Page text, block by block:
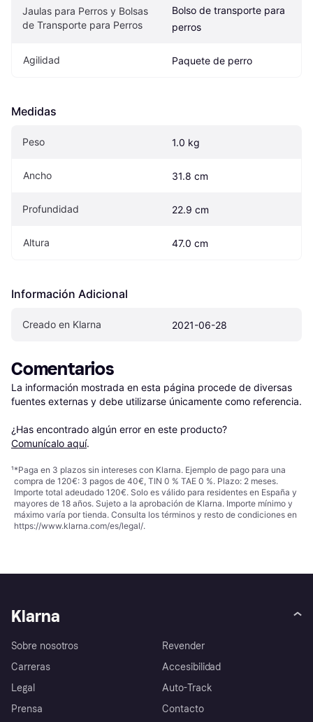
Jaulas para Perros y Bolsas
de Transporte para Perros
Bolso de transporte para
perros
Agilidad Paquete de perro
Medidas
Peso 1.0 kg
Ancho 31.8 cm
Profundidad 22.9 cm
Altura 47.0 cm
Información Adicional
Creado en Klarna 2021-06-28
Comentarios
La información mostrada en esta página procede de diversas
fuentes externas y debe utilizarse únicamente como referencia.
¿Has encontrado algún error en este producto?
Comunícalo aquí.
¹*Paga en 3 plazos sin intereses con Klarna. Ejemplo de pago para una
compra de 120€: 3 pagos de 40€, TIN 0 % TAE 0 %. Plazo: 2 meses.
Importe total adeudado 120€. Solo es válido para residentes en España y
mayores de 18 años. Sujeto a la aprobación de Klarna. Importe mínimo y
máximo varía por tienda. Consulta los términos y resto de condiciones en
https://www.klarna.com/es/legal/.
Klarna
Sobre nosotros
Carreras
Legal
Prensa
Revender
Accesibilidad
Auto-Track
Contacto